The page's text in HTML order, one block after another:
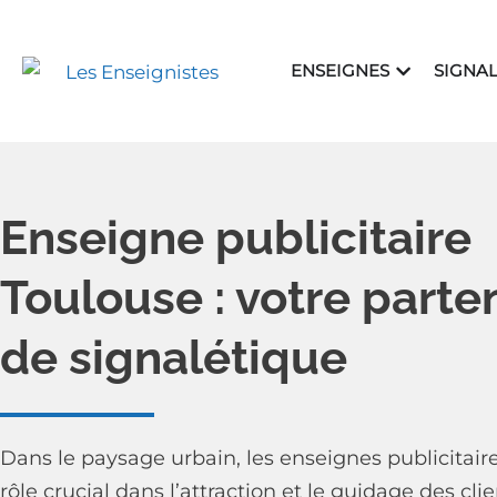
contenu
ENSEIGNES OUVRIR
Enseigne publicitaire
Toulouse : votre
de signalétique
Dans le paysage urbain, les enseignes
rôle crucial dans l’attraction et le guidage des